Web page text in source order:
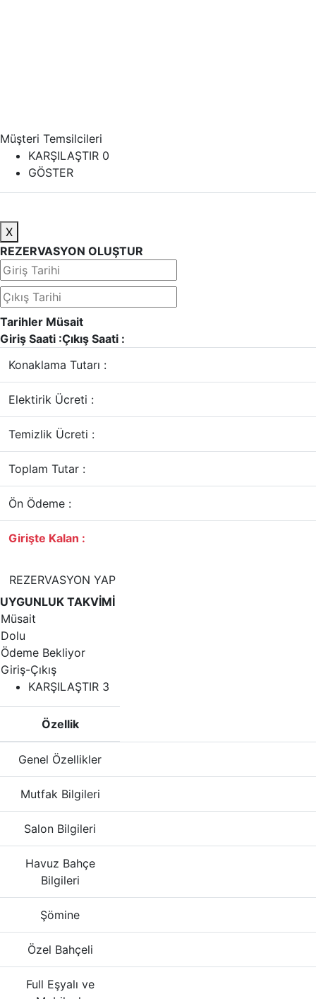
Müşteri Temsilcileri
KARŞILAŞTIR 0
GÖSTER
X
REZERVASYON OLUŞTUR
Tarihler Müsait
Giriş Saati :Çıkış Saati :
Konaklama Tutarı :
Elektirik Ücreti :
Temizlik Ücreti :
Toplam Tutar :
Ön Ödeme :
Girişte Kalan :
REZERVASYON YAP
UYGUNLUK TAKVİMİ
Müsait
Dolu
Ödeme Bekliyor
Giriş-Çıkış
KARŞILAŞTIR 3
Özellik
Genel Özellikler
Mutfak Bilgileri
Salon Bilgileri
Havuz Bahçe
Bilgileri
Şömine
Özel Bahçeli
Full Eşyalı ve